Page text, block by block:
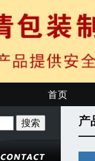
首页
产